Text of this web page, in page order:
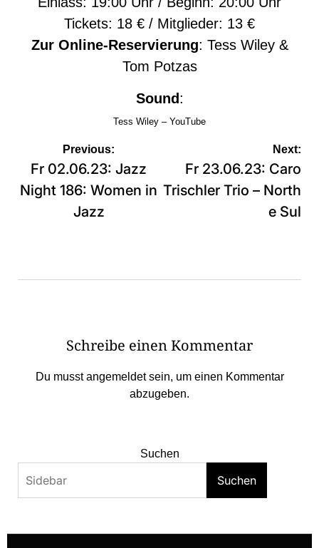
Tickets: 18 € / Mitglieder: 13 €
Zur Online-Reservierung: Tess Wiley &
Tom Potzas
Sound:
Tess Wiley – YouTube
Beitragsnavigation
Previous:
Fr 02.06.23: Jazz
Night 186: Women in
Jazz
Next:
Fr 23.06.23: Caro
Trischler Trio – North
e Sul
Schreibe einen Kommentar
Du musstangemeldetsein, um einen Kommentar
abzugeben.
Suchen
Suchen